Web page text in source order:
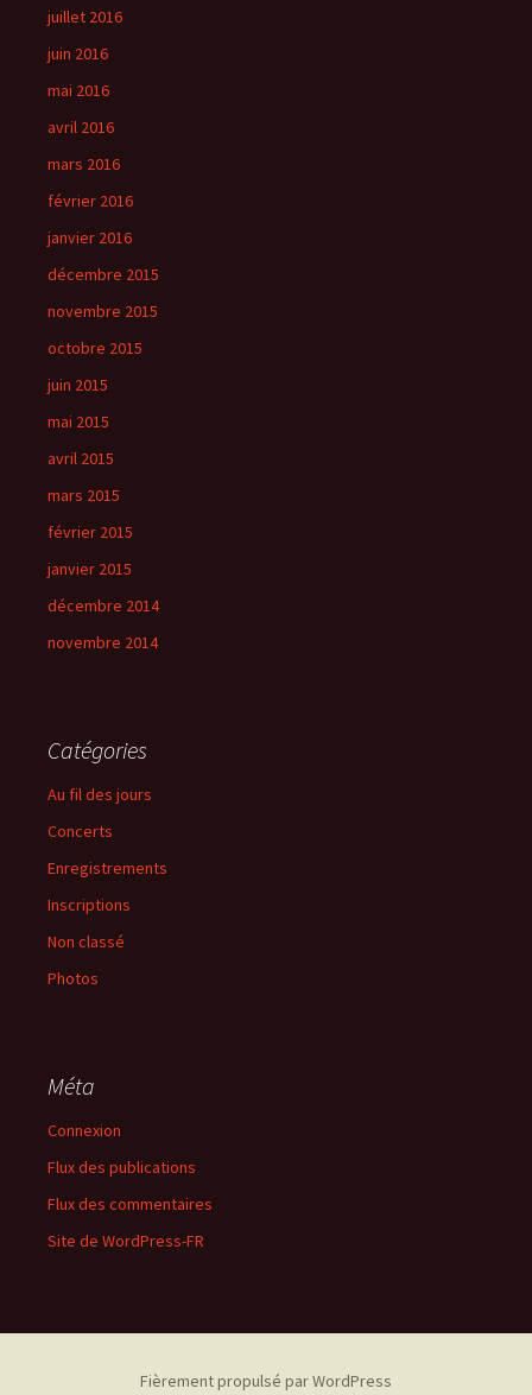
juillet 2016
juin 2016
mai 2016
avril 2016
mars 2016
février 2016
janvier 2016
décembre 2015
novembre 2015
octobre 2015
juin 2015
mai 2015
avril 2015
mars 2015
février 2015
janvier 2015
décembre 2014
novembre 2014
Catégories
Au fil des jours
Concerts
Enregistrements
Inscriptions
Non classé
Photos
Méta
Connexion
Flux des publications
Flux des commentaires
Site de WordPress-FR
Fièrement propulsé par WordPress